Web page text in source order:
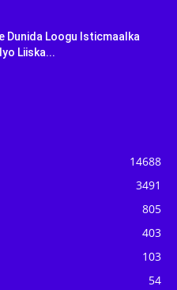
Dunida Loogu Isticmaalka
Liiska...
14688
3491
805
403
103
54